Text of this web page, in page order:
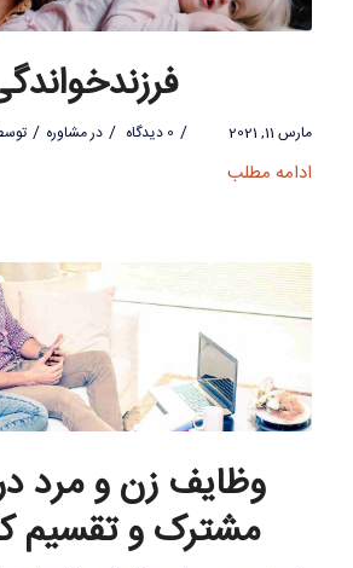
مارس 11, 2021 / 0 دیدگاه / درمشاوره /
ادامه مطلب
وظایف زن و مرد
مشترک و تقسیم